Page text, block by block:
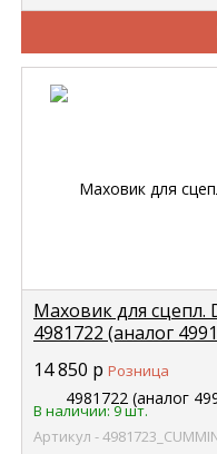
Маховик для сцепл.
4981722 (аналог
14 850 р Розница
В наличии: 9 шт.
Артикул -